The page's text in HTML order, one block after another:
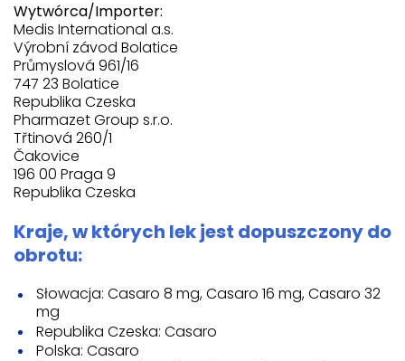
Wytwórca/Importer:
Medis International a.s.
Výrobní závod Bolatice
Průmyslová 961/16
747 23 Bolatice
Republika Czeska
Pharmazet Group s.r.o.
Třtinová 260/1
Čakovice
196 00 Praga 9
Republika Czeska
Kraje, w których lek jest dopuszczony do
obrotu:
Słowacja: Casaro 8 mg, Casaro 16 mg, Casaro 32
mg
Republika Czeska: Casaro
Polska: Casaro